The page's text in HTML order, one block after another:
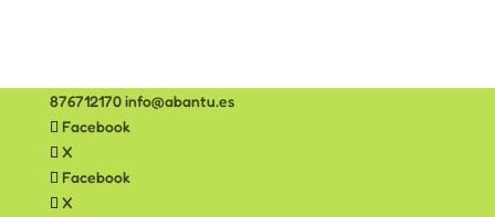
876712170info@abantu.es
Facebook
X
Facebook
X